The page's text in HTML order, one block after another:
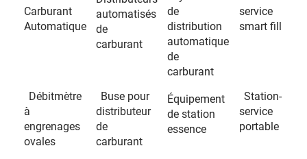
Carburant
Automatique
automatisés
de
carburant
de
distribution
automatique
de
carburant
service
smart fill
Débitmètre
à
engrenages
ovales
Buse pour
distributeur
de
carburant
Équipement
de station
essence
Station-
service
portable